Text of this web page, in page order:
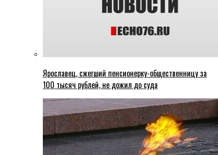
Ярославец, сжегший пенсионерку-общественницу за
100 тысяч рублей, не дожил до суда